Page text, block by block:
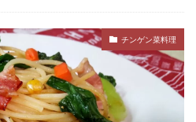
チンゲン菜料理